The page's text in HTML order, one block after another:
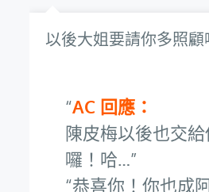
以後大姐要請你多照顧
AC 回應：
陳皮梅以後也交
囉！哈…
恭喜你！你也成